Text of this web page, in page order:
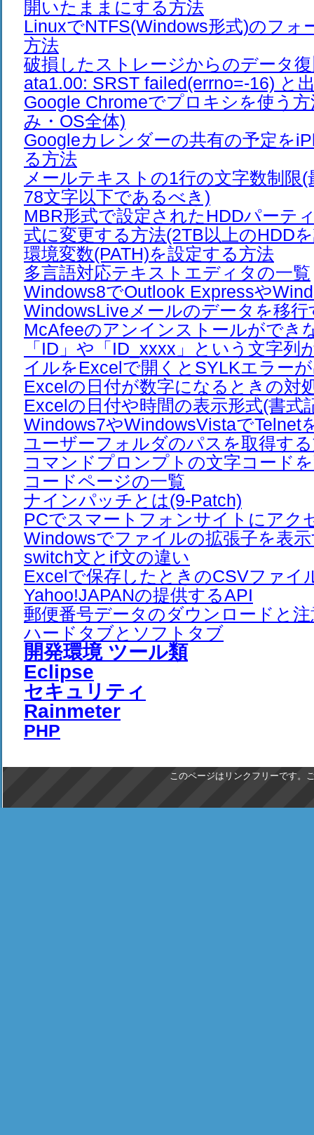
開いたままにする方法
LinuxでNTFS(Windows形式)のフォ
方法
破損したストレージからのデータ
ata1.00: SRST failed(errno=-16) と
Google Chromeでプロキシを使う
み・OS全体)
Googleカレンダーの共有の予定を
る方法
メールテキストの1行の文字数制限(
78文字以下であるべき)
MBR形式で設定されたHDDパーテ
式に変更する方法(2TB以上のHDD
環境変数(PATH)を設定する方法
多言語対応テキストエディタの一覧
Windows8でOutlook Expressや
WindowsLiveメールのデータを移行
McAfeeのアンインストールができ
「ID」や「ID_xxxx」という文字列
イルをExcelで開くとSYLKエラー
Excelの日付が数字になるときの対
Excelの日付や時間の表示形式(書式
Windows7やWindowsVistaでTelnet
ユーザーフォルダのパスを取得す
コマンドプロンプトの文字コード
コードページの一覧
ナインパッチとは(9-Patch)
PCでスマートフォンサイトにアク
Windowsでファイルの拡張子を表
switch文とif文の違い
Excelで保存したときのCSVファイ
Yahoo!JAPANの提供するAPI
郵便番号データのダウンロードと注
ハードタブとソフトタブ
開発環境 ツール類
Eclipse
セキュリティ
Rainmeter
PHP
このページはリンクフリーです。